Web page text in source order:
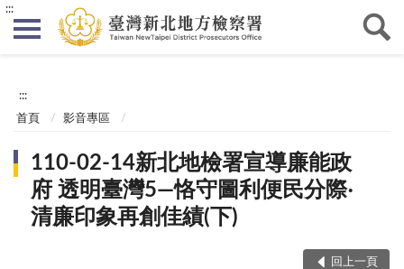
:::
:::
首頁 影音專區
110-02-14新北地檢署宣導廉能政
府 透明臺灣5—恪守圖利便民分際‧
清廉印象再創佳績(下)
回上一頁